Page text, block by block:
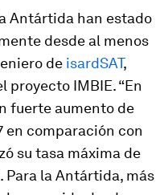
Antártida han estado
desde al menos
de isardSAT,
proyecto IMBIE. “En
fuerte aumento de
en comparación con
su tasa máxima de
Para la Antártida, más